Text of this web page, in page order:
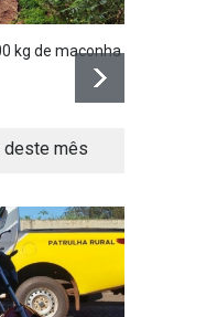
kg de maconha
deste mês